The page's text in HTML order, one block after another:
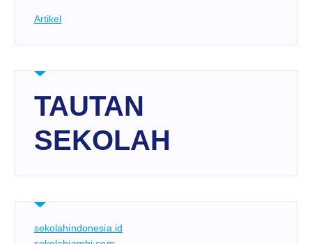
Artikel
TAUTAN
SEKOLAH
sekolahindonesia.id